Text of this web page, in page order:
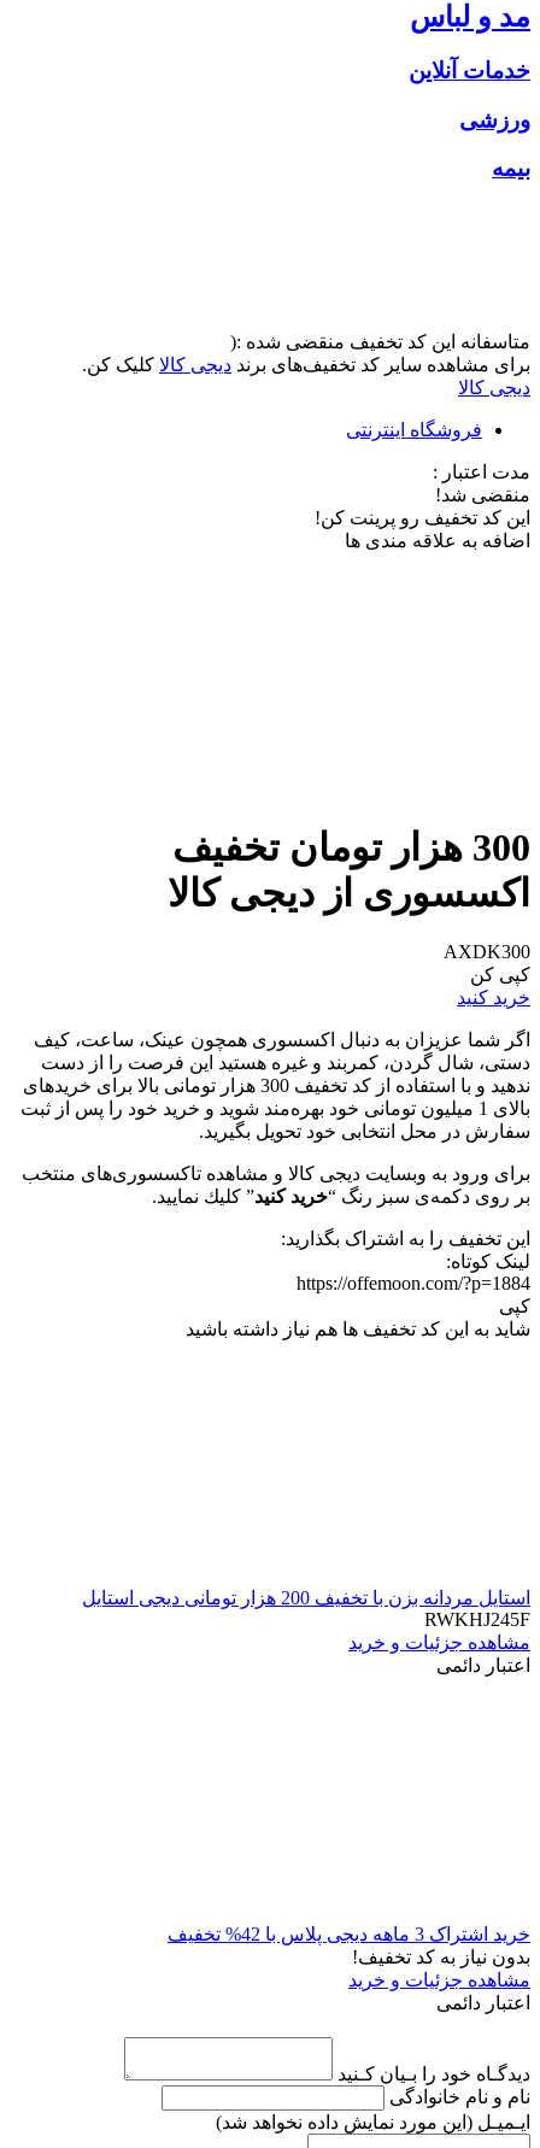
مد و لباس
خدمات آنلاین
ورزشی
بیمه
متاسفانه این کد تخفیف منقضی شده :(
برای مشاهده سایر کد تخفیف‌های برند دیجی کالا کلیک کن.
دیجی کالا
فروشگاه اینترنتی
مدت اعتبار :
منقضی شد!
این کد تخفیف رو پرینت کن!
اضافه به علاقه مندی ها
300 هزار تومان تخفیف
اکسسوری از دیجی کالا
AXDK300
کپی کن
خرید کنید
اگر شما عزیزان به دنبال اکسسوری همچون عینک، ساعت، کیف
دستی، شال گردن، کمربند و غیره هستید این فرصت را از دست
ندهید و با استفاده از کد تخفیف 300 هزار تومانی بالا برای خریدهای
بالای 1 میلیون تومانی خود بهره‌مند شوید و خرید خود را پس از ثبت
سفارش در محل انتخابی خود تحویل بگیرید.
برای ورود به وبسايت ديجی كالا و مشاهده تاکسسوری‌های منتخب
بر روی دكمه‌ی سبز رنگ “خريد كنيد” كليك نماييد.
این تخفیف را به اشتراک بگذارید:
لینک کوتاه:
https://offemoon.com/?p=1884
کپی
شاید به این کد تخفیف ها هم نیاز داشته باشید
استایل مردانه بزن با تخفیف 200 هزار تومانی دیجی استایل
RWKHJ245F
مشاهده جزئیات و خرید
اعتبار دائمی
خرید اشتراک 3 ماهه دیجی پلاس با 42% تخفیف
بدون نیاز به کد تخفیف!
مشاهده جزئیات و خرید
اعتبار دائمی
دیدگـاه خود را بـیان کـنید
نام و نام خانوادگی
ایـمیـل (این مورد نمایش داده نخواهد شد)